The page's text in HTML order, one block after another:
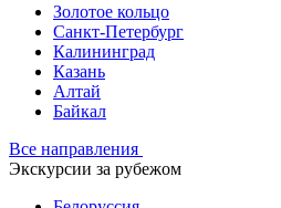
Золотое кольцо
Санкт-Петербург
Калининград
Казань
Алтай
Байкал
Все направления
Экскурсии за рубежом